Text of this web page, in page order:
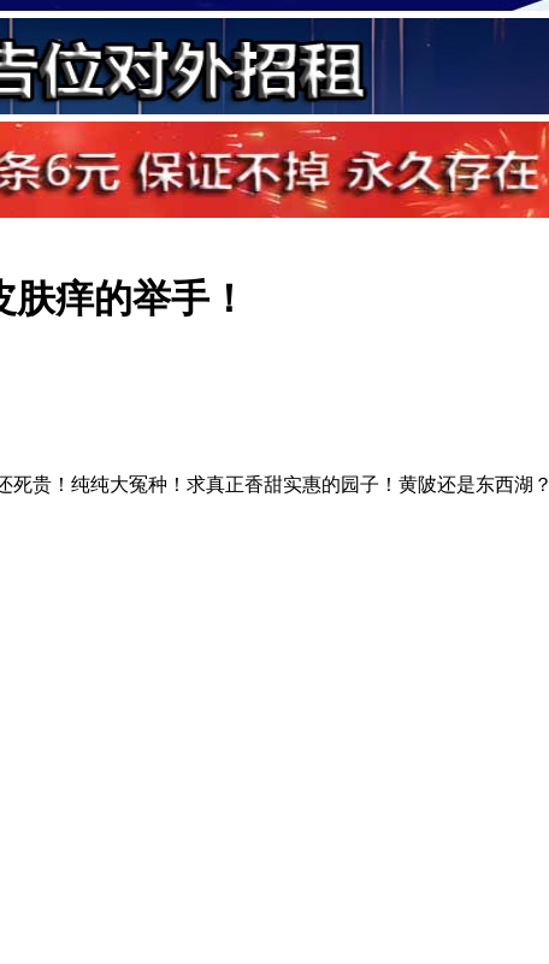
痒的举手！
贵！纯纯大冤种！求真正香甜实惠的园子！黄陂还是东西湖？